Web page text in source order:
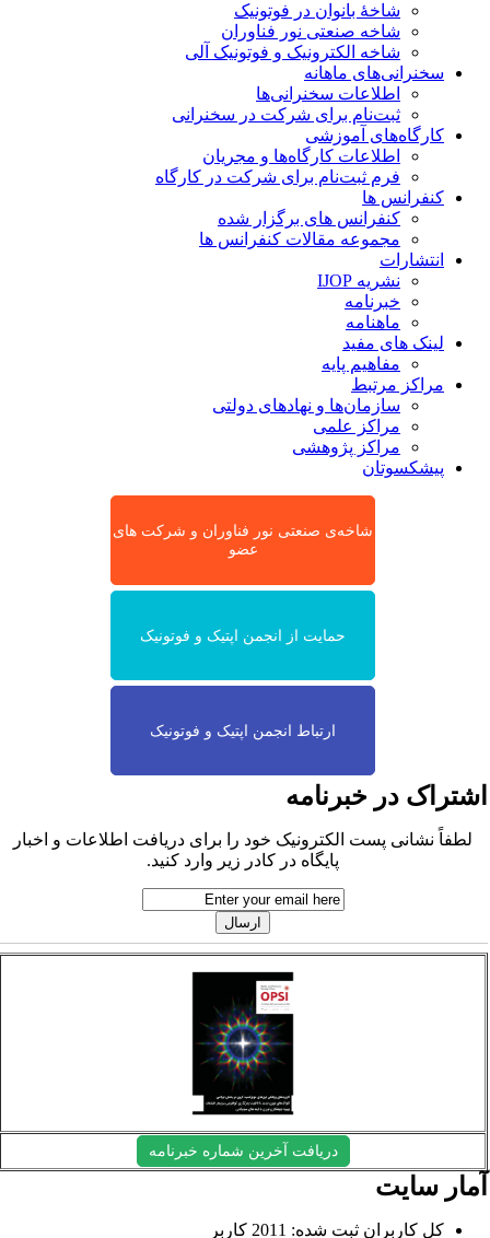
شاخۀ بانوان در فوتونیک
شاخه صنعتی نور فناوران
شاخه‌ الکترونیک و فوتونیک آلی
سخنرانی‌های ماهانه
اطلاعات سخنرانی‌‌ها
ثبت‌نام برای شرکت در سخنرانی
کارگاه‌های آموزشی
اطلاعات کارگاه‌ها و مجریان
فرم ثبت‌نام برای شرکت در کارگاه
کنفرانس ها
کنفرانس های برگزار شده
مجموعه مقالات کنفرانس ها
انتشارات
نشریه IJOP
خبرنامه
ماهنامه
لینک های مفید
مفاهیم پایه
مراکز مرتبط
سازمان‌ها و نهادهای دولتی
مراکز علمی
مراکز پژوهشی
پیشکسوتان
شاخه‌ی صنعتی نور فناوران و شرکت های
عضو
حمایت از انجمن اپتیک و فوتونیک
ارتباط انجمن اپتیک و فوتونیک
در خبرنامه
لطفاً نشانی پست الکترونیک خود را برای دریافت اطلاعات و اخبار
پایگاه در کادر زیر وارد کنید.
دریافت آخرین شماره خبرنامه
سایت
کل کاربران ثبت شده: 2011 کاربر